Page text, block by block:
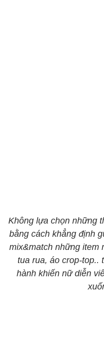
Không lựa chọn những
bằng cách khẳng định
mix&match những item
tua rua, áo crop-top..
hành khiến nữ diễn